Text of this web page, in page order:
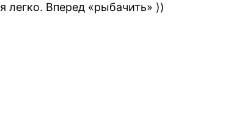
легко. Вперед «рыбачить» ))